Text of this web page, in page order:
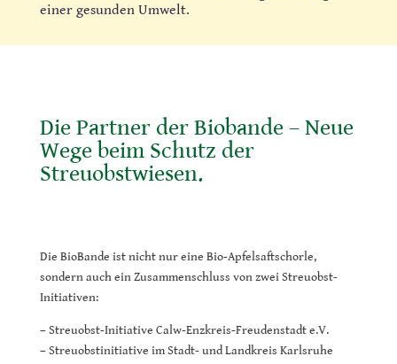
einer gesunden Umwelt.
Die Partner der Biobande – Neue
Wege beim Schutz der
Streuobstwiesen.
Die BioBande ist nicht nur eine Bio-Apfelsaftschorle,
sondern auch ein Zusammenschluss von zwei Streuobst-
Initiativen:
– Streuobst-Initiative Calw-Enzkreis-Freudenstadt e.V.
– Streuobstinitiative im Stadt- und Landkreis Karlsruhe